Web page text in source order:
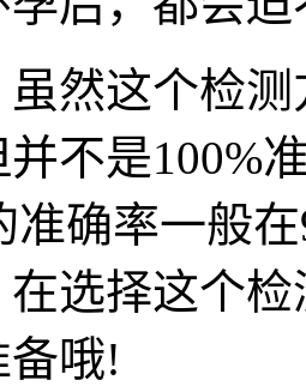
这个检测
不是100%
准确率一般
选择这个
哦!